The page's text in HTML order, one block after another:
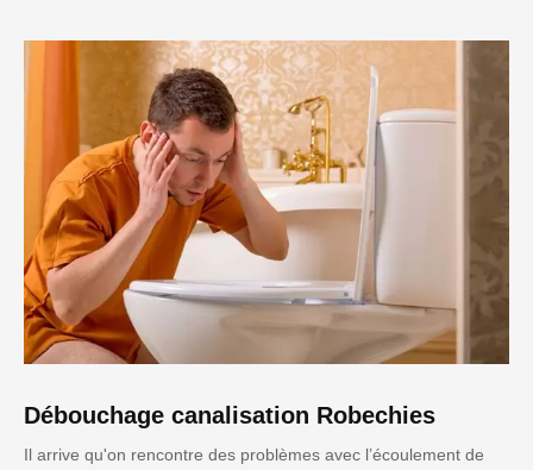
Débouchage canalisation Robechies
Il arrive qu'on rencontre des problèmes avec l’écoulement de